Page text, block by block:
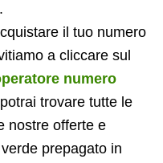
il tuo numero
a cliccare sul
numero
trovare tutte le
nostre offerte e
prepagato in